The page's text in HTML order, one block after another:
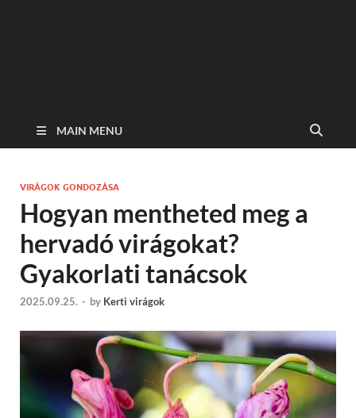
MAIN MENU
VIRÁGOK GONDOZÁSA
Hogyan mentheted meg a
hervadó virágokat?
Gyakorlati tanácsok
2025.09.25. - by Kerti virágok